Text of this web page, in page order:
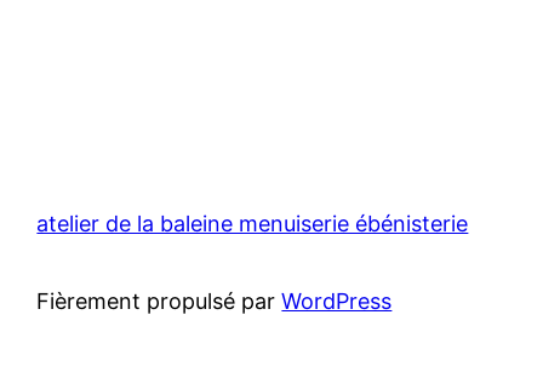
atelier de la baleine menuiserie ébénisterie
Fièrement propulsé parWordPress